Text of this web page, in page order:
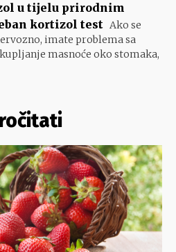
u tijelu prirodnim
kortizol test Ako se
imate problema sa
masnoće oko stomaka,